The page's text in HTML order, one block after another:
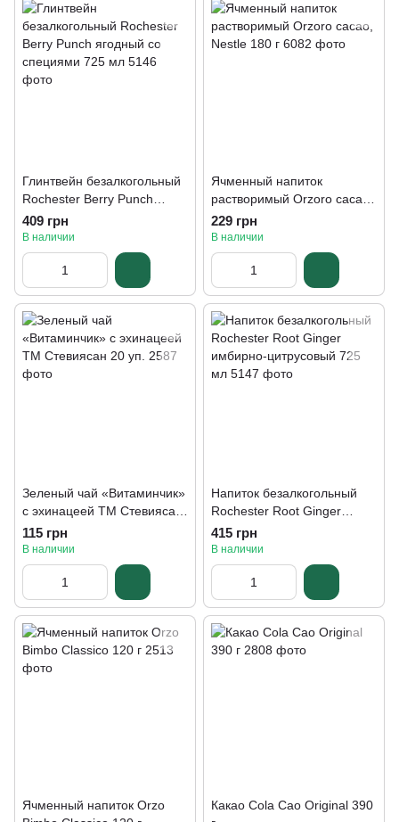
Глинтвейн безалкогольный
Rochester Berry Punch
ягодный со специями 725
мл
409 грн
В наличии
Ячменный напиток
растворимый Orzoro cacao,
Nestle 180 г
229 грн
В наличии
Зеленый чай «Витаминчик»
с эхинацеей ТМ Стевиясан
20 уп.
115 грн
В наличии
Напиток безалкогольный
Rochester Root Ginger
имбирно-цитрусовый 725
мл
415 грн
В наличии
Ячменный напиток Orzo
Какао Cola Cao Original 390